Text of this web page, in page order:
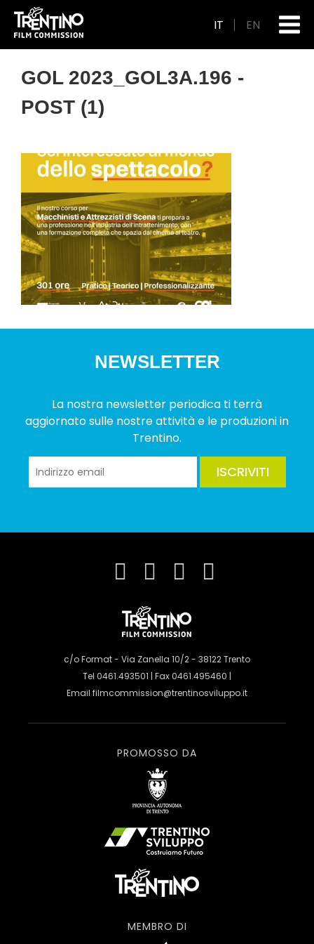
IT EN
GOL 2023_GOL3A.196 -
POST (1)
NEWSLETTER
La nostra newsletter periodica ti terrà
aggiornato sulle nostre attività e le produzioni in
Trentino.
ISCRIVITI
c/o Format - Via Zanella 10/2 - 38122 Trento
Tel 0461.493501 | Fax 0461.495460 |
Email filmcommission@trentinosviluppo.it
PROMOSSO DA
MEMBRO DI